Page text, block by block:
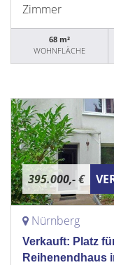
Zimmer
68 m²
WOHNFLÄCHE
395.000,- €
Nürnberg
Verkauft: Platz
Reihenendhaus